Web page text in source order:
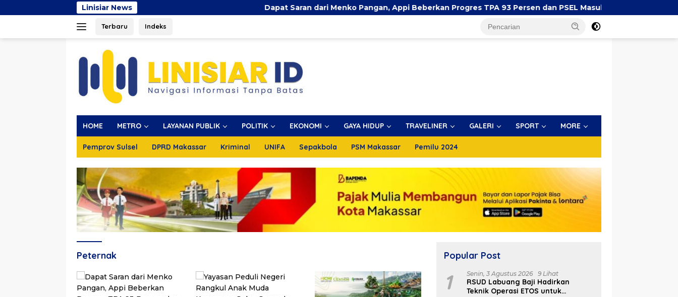
ke
Linisiar News Dapat Saran dari Menko Pangan, Appi Beberkan Progres TPA 93 Persen dan PSEL Masuk Pendampingan APH
Terbaru Indeks
HOME METRO LAYANAN PUBLIK POLITIK EKONOMI GAYA HIDUP TRAVELINER GALERI SPORT MORE
Pemprov Sulsel DPRD Makassar Kriminal UNIFA Sepakbola PSM Makassar Pemilu 2024
Peternak Popular Post
1 Senin, 3 Agustus 2026 9 Lihat
RSUD Labuang Baji Hadirkan
Teknik Operasi ETOS untuk